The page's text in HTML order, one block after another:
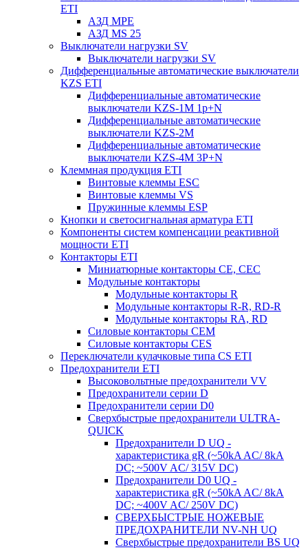
ETI
АЗД MPE
АЗД MS 25
Выключатели нагрузки SV
Выключатели нагрузки SV
Дифференциальные автоматические выключатели
KZS ETI
Дифференциальные автоматические
выключатели KZS-1M 1p+N
Дифференциальные автоматические
выключатели KZS-2M
Дифференциальные автоматические
выключатели KZS-4M 3P+N
Клеммная продукция ETI
Винтовые клеммы ESC
Винтовые клеммы VS
Пружинные клеммы ESP
Кнопки и светосигнальная арматура ETI
Компоненты систем компенсации реактивной
мощности ETI
Контакторы ETI
Миниатюрные контакторы CE, CEC
Модульные контакторы
Модульные контакторы R
Модульные контакторы R-R, RD-R
Модульные контакторы RA, RD
Силовые контакторы CEM
Силовые контакторы CES
Переключатели кулачковые типа CS ETI
Предохранители ETI
Высоковольтные предохранители VV
Предохранители серии D
Предохранители серии D0
Сверхбыстрые предохранители ULTRA-
QUICK
Предохранители D UQ -
характеристика gR (~50kA AC/ 8kA
DC; ~500V AC/ 315V DC)
Предохранители D0 UQ -
характеристика gR (~50kA AC/ 8kA
DC; ~400V AC/ 250V DC)
СВЕРХБЫСТРЫЕ НОЖЕВЫЕ
ПРЕДОХРАНИТЕЛИ NV-NH UQ
Сверхбыстрые предохранители BS UQ